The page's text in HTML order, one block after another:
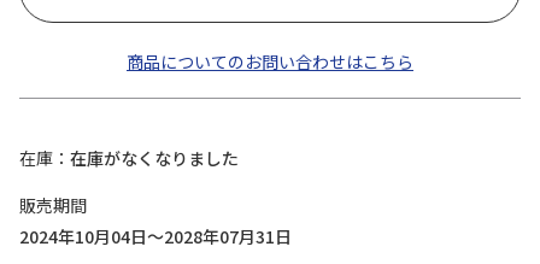
商品についてのお問い合わせはこちら
在庫
在庫がなくなりました
販売期間
2024年10月04日～2028年07月31日